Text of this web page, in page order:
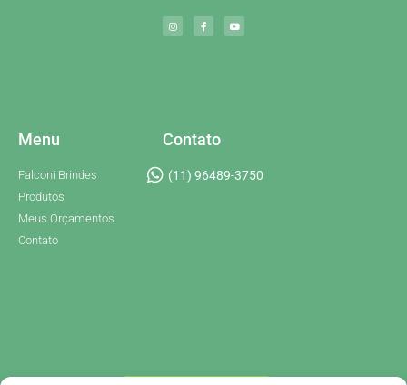
Menu
Falconi Brindes
Produtos
Meus Orçamentos
Contato
Contato
(11) 96489-3750